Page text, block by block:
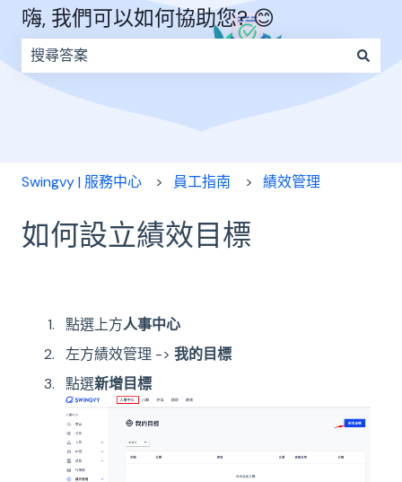
嗨, 我們可以如何協助您? 😊
因為搜尋欄位空白，因此沒有建議。
Swingvy | 服務中心 員工指南 績效管理
如何設立績效目標
點選上方人事中心
左方績效管理 -> 我的目標
點選新增目標